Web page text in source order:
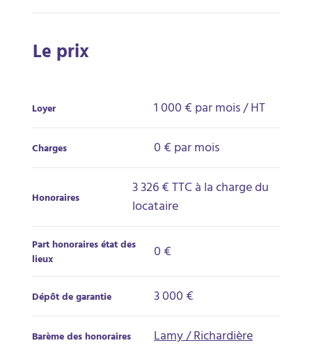
Le prix
Loyer 1 000 €par mois / HT
Charges 0 € par mois
Honoraires 3 326 € TTC à la charge du
locataire
Part honoraires état des
lieux 0 €
Dépôt de garantie 3 000 €
Barème des honoraires Lamy / Richardière